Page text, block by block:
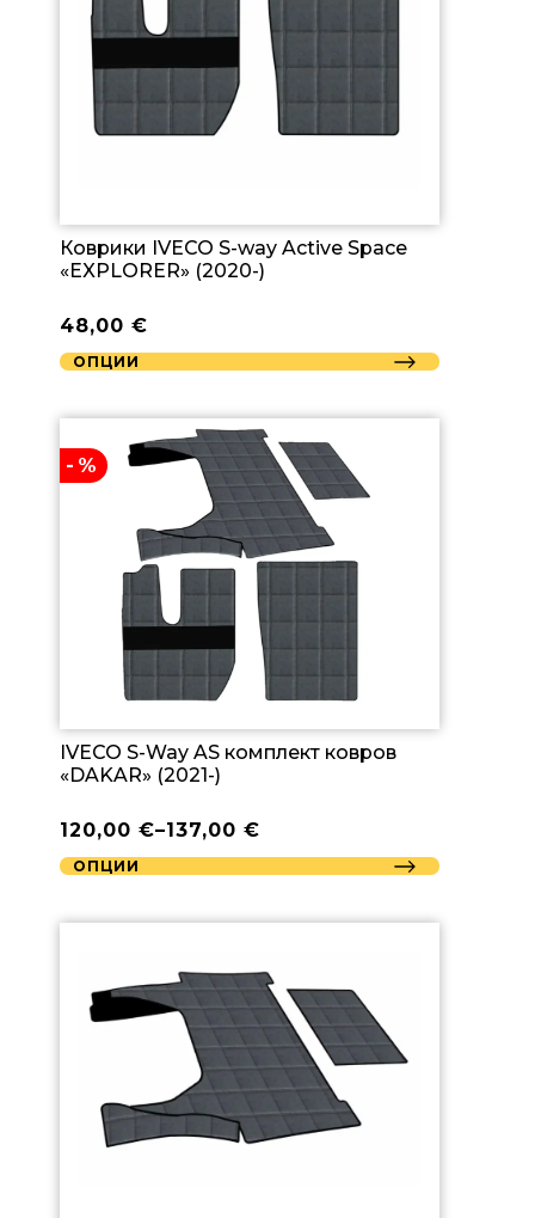
Коврики IVECO S-way Active Space
«EXPLORER» (2020-)
48,00 €
ОПЦИИ
-%
IVECO S-Way AS комплект ковров
«DAKAR» (2021-)
120,00 €–137,00 €
ОПЦИИ